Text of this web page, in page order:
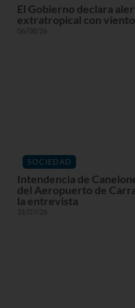
El Gobierno declara
extratropical con
06/08/26
SOCIEDAD
Intendencia de
del Aeropuerto de
la entrevista
31/07/26